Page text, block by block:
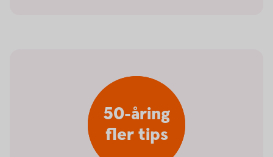
50-åring
fler tips